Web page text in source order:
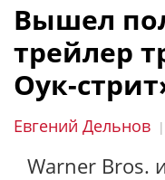
Вышел
трейлер
Оук-
Евгений Дельнов |
Warner Bros.